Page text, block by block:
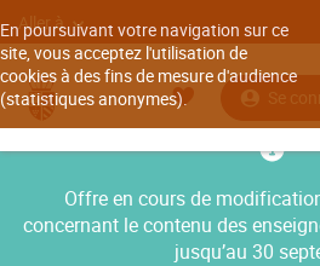
En poursuivant votre navigation sur ce
site, vous acceptez l'utilisation de
cookies à des fins de mesure d'audience
(statistiques anonymes).
Aller à
Se
Offre en cours de
concernant le contenu des
jusqu’au 30